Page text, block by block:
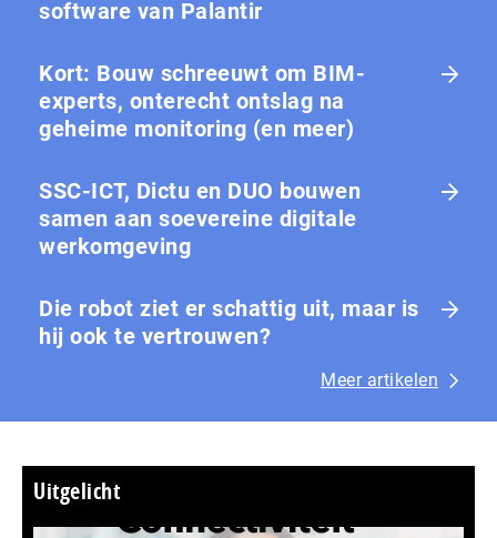
software van Palantir
Kort: Bouw schreeuwt om BIM-
experts, onterecht ontslag na
geheime monitoring (en meer)
SSC-ICT, Dictu en DUO bouwen
samen aan soevereine digitale
werkomgeving
Die robot ziet er schattig uit, maar is
hij ook te vertrouwen?
Meer artikelen
Uitgelicht